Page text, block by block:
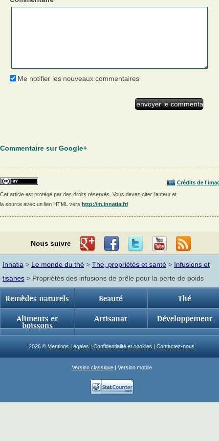
Me notifier les nouveaux commentaires
Commentaire sur Google+
Crédits de
Cet article est protégé par des droits réservés. Vous devez citer l'auteur et
la source avec un lien HTML vers http://m.innatia.fr/
Nous suivre
Innatia > Le monde du thé > The, propriétés et santé > Infusions et
tisanes > Propriétés des infusions de prêle pour la perte de poids
Remèdes naturels Beauté Thé
Aliments et
boissons
Artisanat Développement
2026 © Mentions Légales Confidentialité et cookies Contactez-nous
Version classique| Version mobile